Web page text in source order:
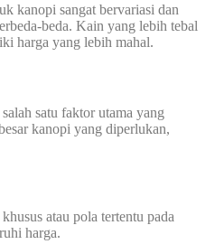
kanopi sangat bervariasi dan
beda. Kain yang lebih tebal
harga yang lebih mahal.
satu faktor utama yang
kanopi yang diperlukan,
atau pola tertentu pada
harga.